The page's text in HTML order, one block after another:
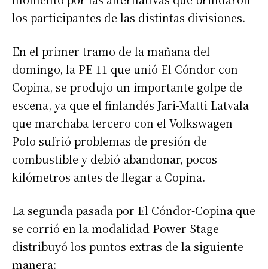
los participantes de las distintas divisiones.
En el primer tramo de la mañana del
domingo, la PE 11 que unió El Cóndor con
Copina, se produjo un importante golpe de
escena, ya que el finlandés Jari-Matti Latvala
que marchaba tercero con el Volkswagen
Polo sufrió problemas de presión de
combustible y debió abandonar, pocos
kilómetros antes de llegar a Copina.
La segunda pasada por El Cóndor-Copina que
se corrió en la modalidad Power Stage
distribuyó los puntos extras de la siguiente
manera: